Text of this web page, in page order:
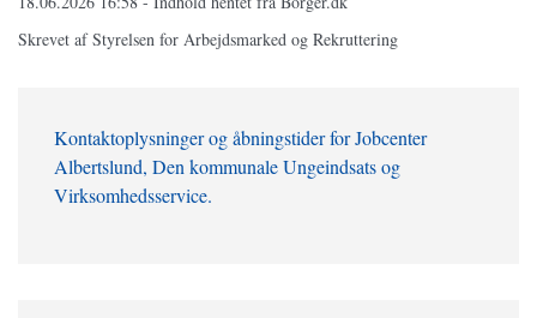
Skrevet af Styrelsen for Arbejdsmarked og Rekruttering
Kontaktoplysninger og åbningstider for Jobcenter
Albertslund, Den kommunale Ungeindsats og
Virksomhedsservice.